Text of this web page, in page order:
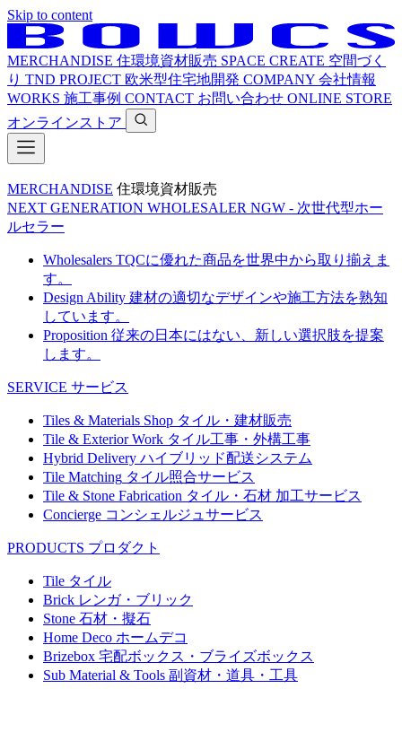
Skip to content
MERCHANDISE 住環境資材販売 SPACE CREATE 空間づく
り TND PROJECT 欧米型住宅地開発 COMPANY 会社情報
WORKS 施工事例 CONTACT お問い合わせ ONLINE STORE
オンラインストア
MERCHANDISE 住環境資材販売
NEXT GENERATION WHOLESALER NGW - 次世代型ホー
ルセラー
Wholesalers TQCに優れた商品を世界中から取り揃えま
す。
Design Ability 建材の適切なデザインや施工方法を熟知
しています。
Proposition 従来の日本にはない、新しい選択肢を提案
します。
SERVICE サービス
Tiles & Materials Shop タイル・建材販売
Tile & Exterior Work タイル工事・外構工事
Hybrid Delivery ハイブリッド配送システム
Tile Matching タイル照合サービス
Tile & Stone Fabrication タイル・石材 加工サービス
Concierge コンシェルジュサービス
PRODUCTS プロダクト
Tile タイル
Brick レンガ・ブリック
Stone 石材・擬石
Home Deco ホームデコ
Brizebox 宅配ボックス・ブライズボックス
Sub Material & Tools 副資材・道具・工具